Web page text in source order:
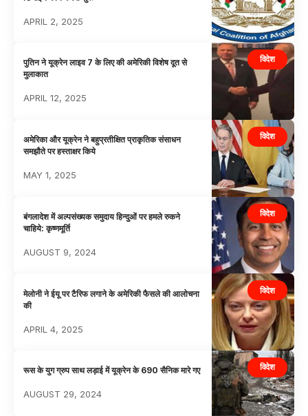
APRIL 2, 2025
विदेश
पुतिन ने यूक्रेन लाइव 7 के लिए की अमेरिकी विशेष दूत से
मुलाकात
APRIL 12, 2025
विदेश
अमेरिका और यूक्रेन ने बहुप्रतीक्षित प्राकृतिक संसाधन
समझौते पर हस्ताक्षर किये
MAY 1, 2025
विदेश
बंगलादेश में अल्पसंख्यक समुदाय हिन्दुओं पर हमले रुकने
चाहिये: कृष्णमूर्ति
AUGUST 9, 2024
विदेश
मेलोनी ने ईयू पर टैरिफ लगाने के अमेरिकी फैसले की आलोचना
की
APRIL 4, 2025
विदेश
रूस के युग ग्रुप साथ लड़ाई में यूक्रेन के 690 सैनिक मारे गए
AUGUST 29, 2024